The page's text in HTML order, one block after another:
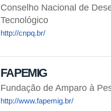
Conselho Nacional de
Tecnológico
http://cnpq.br/
FAPEMIG
Fundação de Amparo à
http://www.fapemig.br/